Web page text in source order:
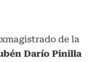
de la
Darío Pinilla